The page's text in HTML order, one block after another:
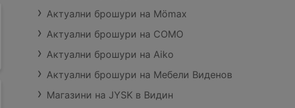
Актуални брошури на Mömax
Актуални брошури на COMO
Актуални брошури на Aiko
Актуални брошури на Мебели Виденов
Магазини на JYSK в Видин